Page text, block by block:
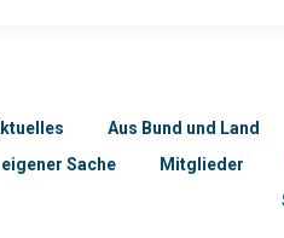
Aus Bund und Land
eigener Sache Mitglieder